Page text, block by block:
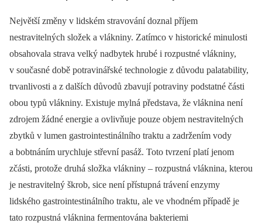
Největší změny v lidském stravování doznal příjem
nestravitelných složek a vlákniny. Zatímco v historické minulosti
obsahovala strava velký nadbytek hrubé i rozpustné vlákniny,
v současné době potravinářské technologie z důvodu palatability,
trvanlivosti a z dalších důvodů zbavují potraviny podstatné části
obou typů vlákniny. Existuje mylná představa, že vláknina není
zdrojem žádné energie a ovlivňuje pouze objem nestravitelných
zbytků v lumen gastrointestinálního traktu a zadržením vody
a bobtnáním urychluje střevní pasáž. Toto tvrzení platí jenom
zčásti, protože druhá složka vlákniny –⁠ rozpustná vláknina, kterou
je nestravitelný škrob, sice není přístupná trávení enzymy
lidského gastrointestinálního traktu, ale ve vhodném případě je
tato rozpustná vláknina fermentována bakteriemi